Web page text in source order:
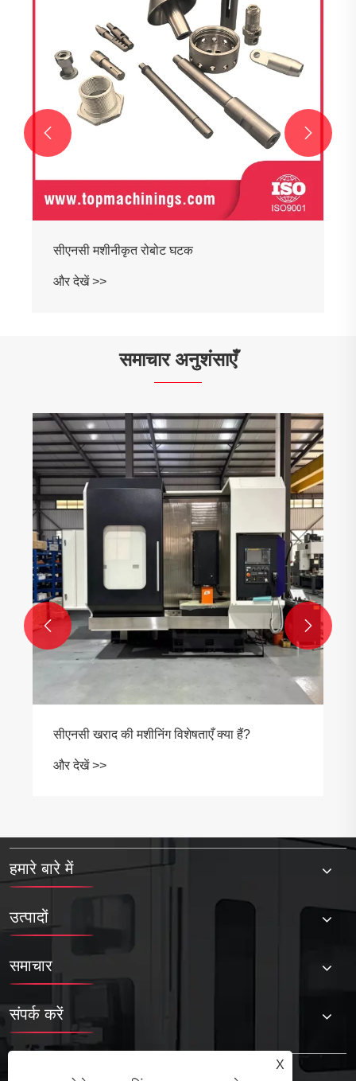
 
समाचार अनुशंसाएँ
आवासीय क्षेत्रों में अनुकूलित ऑटो पार्ट्स उत्पादन में तेजी
आई है
और देखें >>
 
हमारे बारे में
उत्पादों
समाचार
संपर्क करें
X